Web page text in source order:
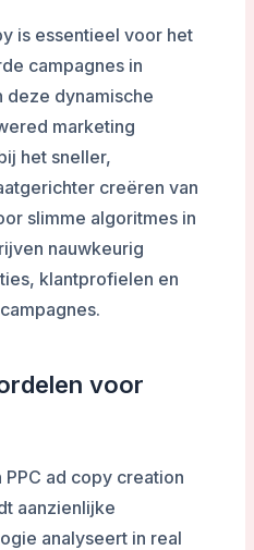
is essentieel voor het
campagnes in
deze dynamische
marketing
het sneller,
creëren van
slimme algoritmes in
nauwkeurig
klantprofielen en
voor
ad copy creation
aanzienlijke
analyseert in real